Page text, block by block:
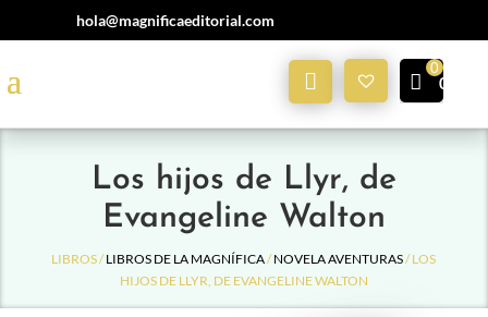
hola@magnificaeditorial.com
Mi
Cuenta
0,00
Los hijos de Llyr, de
Evangeline Walton
LIBROS /LIBROS DE LA MAGNÍFICA/NOVELA AVENTURAS/ LOS
HIJOS DE LLYR, DE EVANGELINE WALTON